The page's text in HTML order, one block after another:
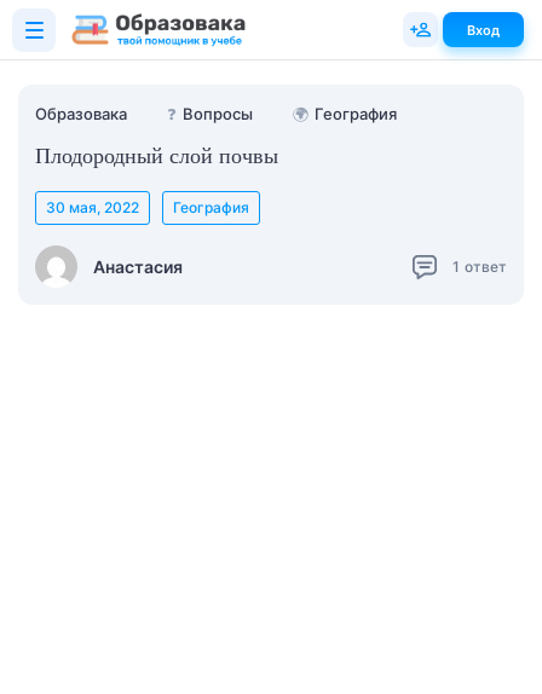
Образовака ❓ Вопросы 🌍 География
Плодородный слой почвы
Анастасия
30 мая, 2022 География
1 ответ
Вход